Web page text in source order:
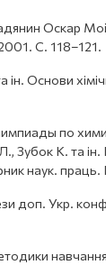
Оскар
С. 118–121.
Основи
по
Зубок К. та
наук.
доп. Укр.
навчання